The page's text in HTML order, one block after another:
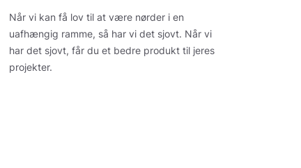
Når vi kan få lov til at være nørder i en
uafhængig ramme, så har vi det sjovt. Når vi
har det sjovt, får du et bedre produkt til jeres
projekter.